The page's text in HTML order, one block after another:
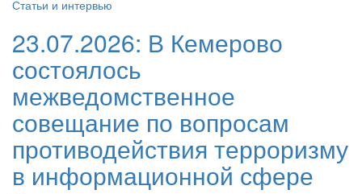
Статьи и интервью
23.07.2026: В Кемерово
состоялось
межведомственное
совещание по вопросам
противодействия терроризму
в информационной сфере